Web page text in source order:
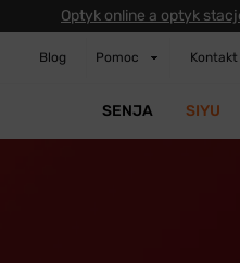
Optyk online a optyk
Blog Pomoc Kontakt
SENJA SIYU